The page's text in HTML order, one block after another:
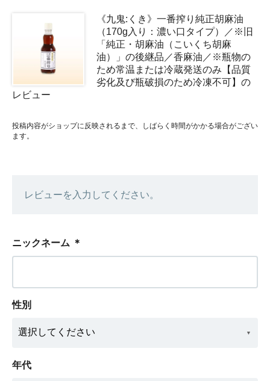
《九鬼:くき》一番搾り純正胡麻油
（170g入り：濃い口タイプ）／※旧
「純正・胡麻油（こいくち胡麻
油）」の後継品／香麻油／※瓶物の
ため常温または冷蔵発送のみ【品質
劣化及び瓶破損のため冷凍不可】の
レビュー
投稿内容がショップに反映されるまで、しばらく時間がかかる場合がござい
ます。
レビューを入力してください。
ニックネーム ＊
性別
年代